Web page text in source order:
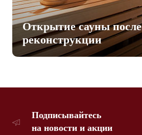
Открытие сауны после
реконструкции
Подписывайтесь
на новости и акции